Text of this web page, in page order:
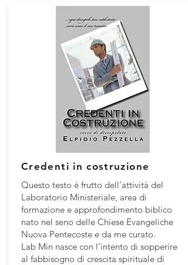
Credenti in costruzione
Questo testo è frutto dell’attività del
Laboratorio Ministeriale, area di
formazione e approfondimento biblico
nato nel seno delle Chiese Evangeliche
Nuova Pentecoste e da me curato.
Lab Min nasce con l’intento di sopperire
al fabbisogno di crescita spirituale di